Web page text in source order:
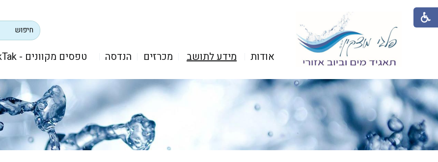
אודות
מידע לתושב מכרזים הנדסה טפסים מקוונים - TikTak